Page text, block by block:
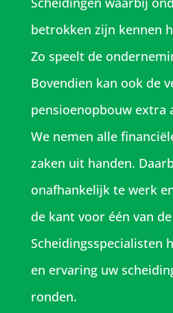
betrokken zijn kennen
Zo speelt de
Bovendien kan ook de
pensioenopbouw extra
We nemen alle
zaken uit handen.
onafhankelijk te werk
de kant voor één van
Scheidingsspecialisten
en ervaring uw
ronden.